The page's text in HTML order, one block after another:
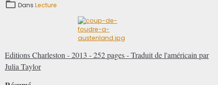
Dans Lecture
Editions Charleston - 2013 - 252 pages - Traduit de l'américain par
Julia Taylor